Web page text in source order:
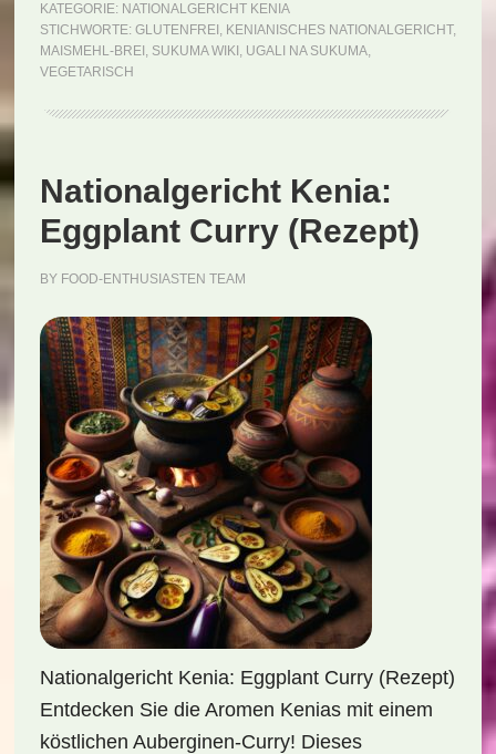
na
KATEGORIE: NATIONALGERICHT KENIA
STICHWORTE: GLUTENFREI , KENIANISCHES NATIONALGERICHT,
MAISMEHL-BREI , SUKUMA WIKI , UGALI NA SUKUMA,
VEGETARISCH
Nationalgericht Kenia:
Eggplant Curry (Rezept)
BY FOOD-ENTHUSIASTEN TEAM
Nationalgericht Kenia: Eggplant Curry (Rezept)
Entdecken Sie die Aromen Kenias mit einem
köstlichen Auberginen-Curry! Dieses